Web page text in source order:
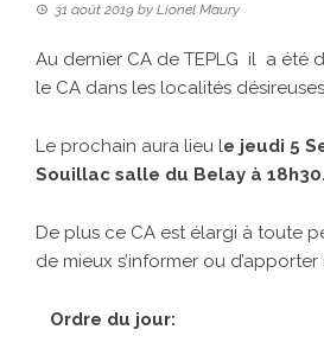
31 août 2019 by Lionel Maury
Au dernier CA de TEPLG il a été
le CA dans les localités
Le prochain aura lieu le jeudi 5
Souillac salle du Belay à 18h30.
De plus ce CA est élargi à toute
de mieux s’informer ou d’apporter
Ordre du jour: